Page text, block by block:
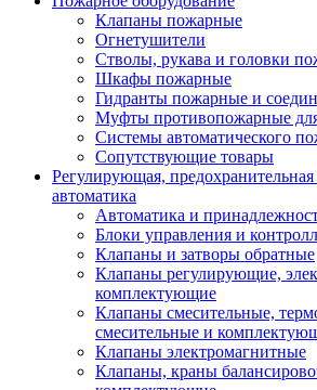
Клапаны пожарные
Огнетушители
Стволы, рукава и головки
Шкафы пожарные
Гидранты пожарные и
Муфты противопожарные
Системы автоматического
Сопутствующие товары
Регулирующая, предохранительная
автоматика
Автоматика и
Блоки управления и
Клапаны и затворы обратные
Клапаны регулирующие,
комплектующие
Клапаны смесительные,
смесительные и
Клапаны электромагнитные
Клапаны, краны